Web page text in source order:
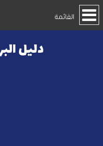
القائمة
دليل